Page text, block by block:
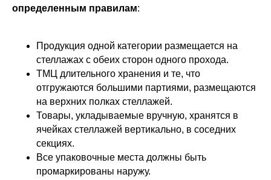
определенным правилам:
Продукция одной категории размещается на
стеллажах с обеих сторон одного прохода.
ТМЦ длительного хранения и те, что
отгружаются большими партиями, размещаются
на верхних полках стеллажей.
Товары, укладываемые вручную, хранятся в
ячейках стеллажей вертикально, в соседних
секциях.
Все упаковочные места должны быть
промаркированы наружу.